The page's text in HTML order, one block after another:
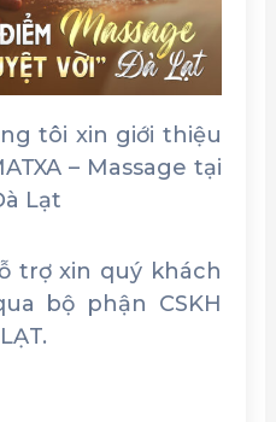
tôi xin giới thiệu
– Massage tại
Lạt
trợ xin quý khách
bộ phận CSKH